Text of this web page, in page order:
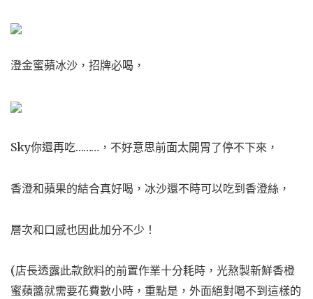
澄金蜜蘋冰沙，招牌必喝，
Sky你還再吃………，不好意思前面太開胃了停不下來，
香澄和蘋果的結合真好喝，冰沙還不時可以吃到香澄絲，
層次和口感也因此加分不少！
(店長透露此款飲料的前置作業十分耗時，光熬製新鮮香橙
蜜蘋醬就需要花費數小時，重點是，外面絕對喝不到這樣的